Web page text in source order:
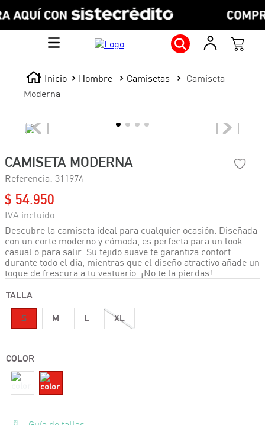
Hombre Camisetas
Camiseta
Moderna
CAMISETA MODERNA
Referencia: 311974
$ 54 950
Descubre la camiseta ideal para cualquier ocasión. Diseñada
con un corte moderno y cómoda, es perfecta para un look
casual o para salir. Su tejido suave te garantiza confort
durante todo el día, mientras que el diseño atractivo añade un
toque de frescura a tu vestuario. ¡No te la pierdas!
TALLA
S M L XL
COLOR